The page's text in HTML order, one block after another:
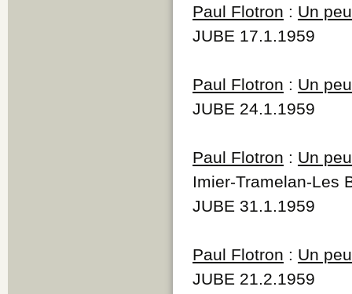
Paul Flotron : Un
JUBE 17.1.1959
Paul Flotron : Un
JUBE 24.1.1959
Paul Flotron : Un
Imier-Tramelan-Les
JUBE 31.1.1959
Paul Flotron : Un
JUBE 21.2.1959